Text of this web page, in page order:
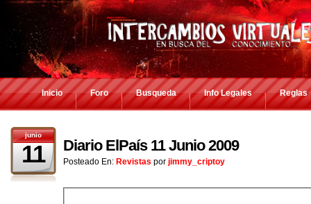
Inicio Foro Busqueda Info Legales Reglas
junio
11 Diario ElPaís 11 Junio 2009
Posteado En: Revistas por jimmy_criptoy